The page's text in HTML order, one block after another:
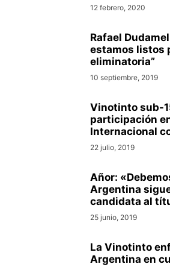
12 febrero, 2020
Rafael
estamos listos
eliminatoria”
10 septiembre, 2019
Vinotinto sub-
participación
Internacional
22 julio, 2019
Añor:
Argentina
candidata al
25 junio, 2019
La Vinotinto
Argentina en